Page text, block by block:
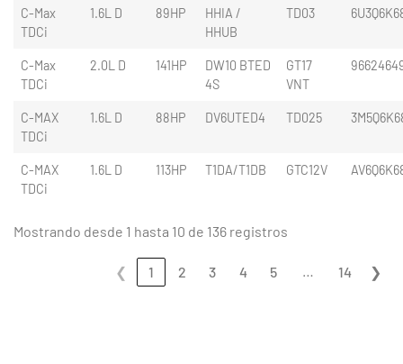
C-Max
TDCi
1.6L D 89HP
HHIA /
HHUB
TD03
C-Max
TDCi
2.0L D 141HP
DW10 BTED
4S
GT17
VNT
C-MAX
TDCi
1.6L D 88HP DV6UTED4 TD025
C-MAX
TDCi
1.6L D 113HP T1DA/T1DB GTC12V
Mostrando desde 1 hasta 10 de 136 registros
❮ 1 2 3 4 5 14 ❯